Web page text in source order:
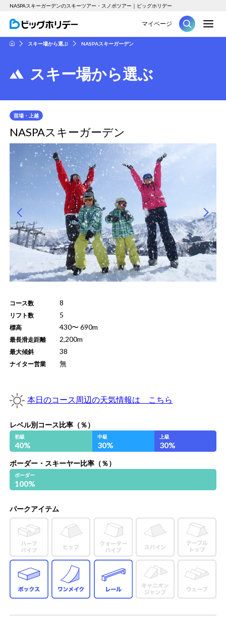
NASPAスキーガーデンのスキーツアー・スノボツアー｜ビッグホリデー
ツアー
マイページ
HOMEスキー場から選ぶ NASPAスキーガーデン
スキー場から選ぶ
苗場・上越
NASPAスキーガーデン
コース数 8
リフト数 5
標高 430〜690m
最長滑走距離 2,200m
最大傾斜 38
ナイター営業 無
本日のコース周辺の天気情報は こちら
レベル別コース比率（％）
初級
40%
中級
30%
上級
30%
ボーダー・スキーヤー比率（％）
ボーダー
100%
パークアイテム
ボックス ワンメイク レール